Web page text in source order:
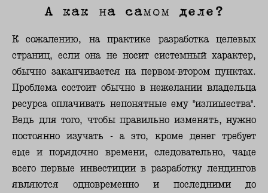
А как на самом деле?
К сожалению, на практике разработка целевых
страниц, если она не носит системный характер,
обычно заканчивается на первом-втором пунктах.
Проблема состоит обычно в нежелании владельца
ресурса оплачивать непонятные ему "излишества".
Ведь для того, чтобы правильно изменять, нужно
постоянно изучать - а это, кроме денег требует
еще и порядочно времени, следовательно, чаще
всего первые инвестиции в разработку лендингов
являются одновременно и последними до